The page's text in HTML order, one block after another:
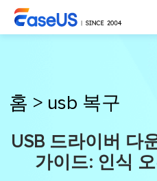
홈 > usb 복구
USB 드라이버 다
가이드: 인식